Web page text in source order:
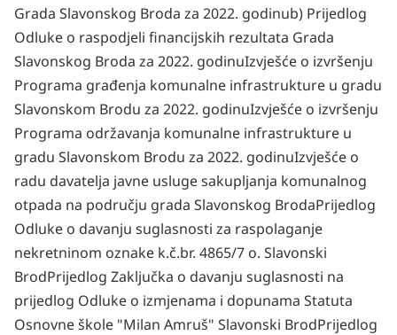
Grada Slavonskog Broda za 2022. godinub) Prijedlog
Odluke o raspodjeli financijskih rezultata Grada
Slavonskog Broda za 2022. godinuIzvješće o izvršenju
Programa građenja komunalne infrastrukture u gradu
Slavonskom Brodu za 2022. godinuIzvješće o izvršenju
Programa održavanja komunalne infrastrukture u
gradu Slavonskom Brodu za 2022. godinuIzvješće o
radu davatelja javne usluge sakupljanja komunalnog
otpada na području grada Slavonskog BrodaPrijedlog
Odluke o davanju suglasnosti za raspolaganje
nekretninom oznake k.č.br. 4865/7 o. Slavonski
BrodPrijedlog Zaključka o davanju suglasnosti na
prijedlog Odluke o izmjenama i dopunama Statuta
Osnovne škole "Milan Amruš" Slavonski BrodPrijedlog